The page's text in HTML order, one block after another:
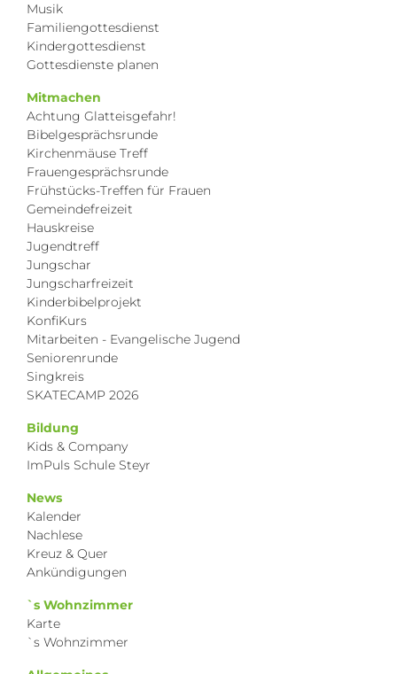
Musik
Familiengottesdienst
Kindergottesdienst
Gottesdienste planen
Mitmachen
Achtung Glatteisgefahr!
Bibelgesprächsrunde
Kirchenmäuse Treff
Frauengesprächsrunde
Frühstücks-Treffen für Frauen
Gemeindefreizeit
Hauskreise
Jugendtreff
Jungschar
Jungscharfreizeit
Kinderbibelprojekt
KonfiKurs
Mitarbeiten - Evangelische Jugend
Seniorenrunde
Singkreis
SKATECAMP 2026
Bildung
Kids & Company
ImPuls Schule Steyr
News
Kalender
Nachlese
Kreuz & Quer
Ankündigungen
`s Wohnzimmer
Karte
`s Wohnzimmer